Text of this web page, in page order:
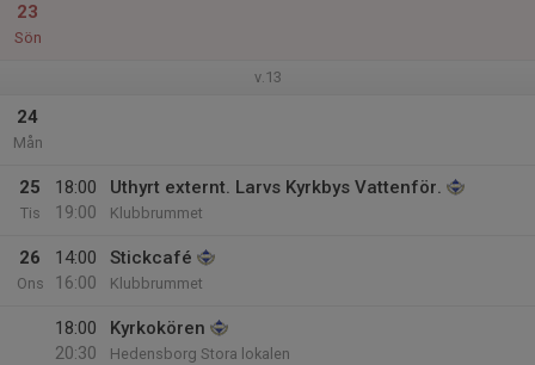
23
Sön
v.13
24
Mån
25
Tis
18:00
19:00
Uthyrt externt. Larvs Kyrkbys Vattenför.
Klubbrummet
26
Ons
14:00
16:00
Stickcafé
Klubbrummet
18:00
20:30
Kyrkokören
Hedensborg Stora lokalen